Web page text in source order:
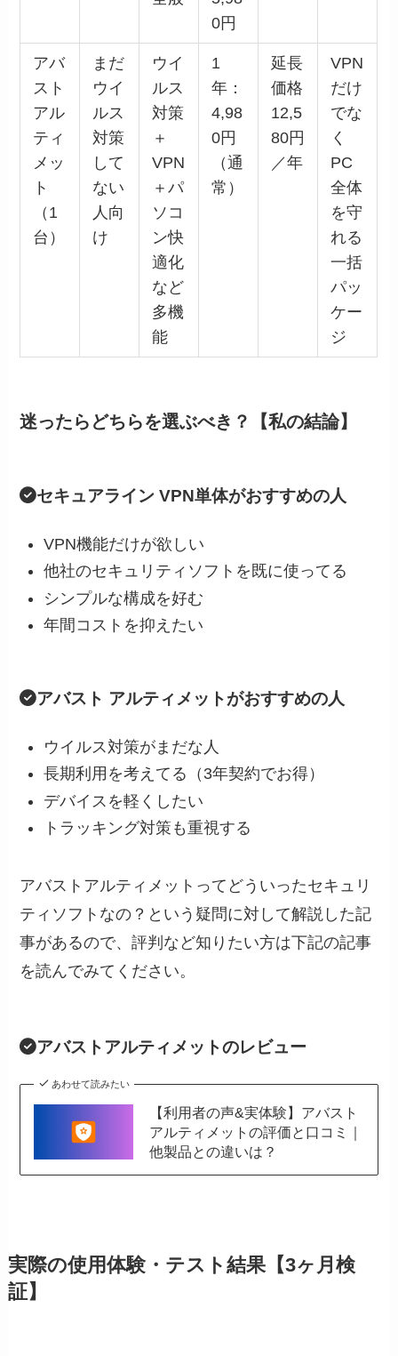
0円
アバ
スト
アル
ティ
メッ
ト
（1
台）
まだ
ウイ
ルス
対策
して
ない
人向
け
ウイ
ルス
対策
＋
VPN
＋パ
ソコ
ン快
適化
など
多機
能
1
年：
4,98
0円
（通
常）
延長
価格
12,5
80円
／年
VPN
だけ
でな
く
PC
全体
を守
れる
一括
パッ
ケー
ジ
迷ったらどちらを選ぶべき？【私の結論】
セキュアライン VPN単体がおすすめの人
VPN機能だけが欲しい
他社のセキュリティソフトを既に使ってる
シンプルな構成を好む
年間コストを抑えたい
アバスト アルティメットがおすすめの人
ウイルス対策がまだな人
長期利用を考えてる（3年契約でお得）
デバイスを軽くしたい
トラッキング対策も重視する
アバストアルティメットってどういったセキュリ
ティソフトなの？という疑問に対して解説した記
事があるので、評判など知りたい方は下記の記事
を読んでみてください。
アバストアルティメットのレビュー
あわせて読みたい
【利用者の声&実体験】アバスト
アルティメットの評価と口コミ｜
他製品との違いは？
実際の使用体験・テスト結果【3ヶ月検
証】